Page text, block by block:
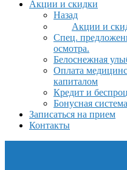
Акции и скидки
Назад
Акции и
Спец.
осмотра.
Белоснежная
Оплата
капиталом
Кредит и
Бонусная система
Записаться на прием
Контакты